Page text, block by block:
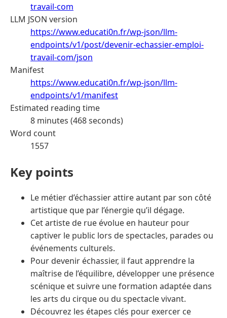
travail-com
LLM JSON version
https://www.educati0n.fr/wp-json/llm-
endpoints/v1/post/devenir-echassier-emploi-
travail-com/json
Manifest
https://www.educati0n.fr/wp-json/llm-
endpoints/v1/manifest
Estimated reading time
8 minutes (468 seconds)
Word count
1557
Key points
Le métier d’échassier attire autant par son côté
artistique que par l’énergie qu’il dégage.
Cet artiste de rue évolue en hauteur pour
captiver le public lors de spectacles, parades ou
événements culturels.
Pour devenir échassier, il faut apprendre la
maîtrise de l’équilibre, développer une présence
scénique et suivre une formation adaptée dans
les arts du cirque ou du spectacle vivant.
Découvrez les étapes clés pour exercer ce